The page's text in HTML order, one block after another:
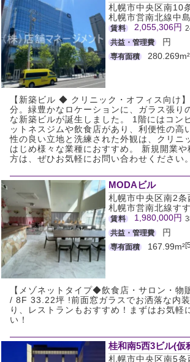
札幌市中央区南10
札幌市営南北線中
賃料 2,055,306円
共益・管理費
円
専有面積 280.269m²
【新築ビル ◆ クリニック・オフィス向け
分。緑豊かなロケーションに、ガラス張り
な新築ビルが誕生しました。 1階にはコン
ットネスジムや飲食店があり、利便性の高
性の良い立地と洗練された外観は、クリニ
はじめ様々な業種におすすめ。 新規開業
方は、ぜひお気軽にお問い合わせください。
MODAビル
札幌市中央区南2条
札幌市営南北線す
賃料 1,980,000円
共益・管理費
円
専有面積 167.99m²
【メゾネットタイプ◆飲食店・サロン・物
/ 8F 33.22坪 !前面窓ガラスでお洒落な内
り、レストランもおすすめ！まずはお気軽
い！
桂和南5西3ビル(仮
札幌市中央区南5条